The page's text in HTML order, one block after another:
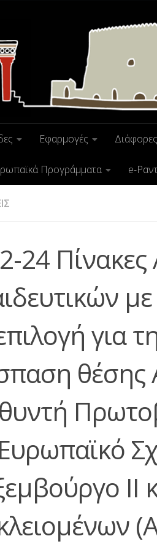
Εφαρμογές
Προγράμματα e-
24 Πίνακες
για
θέσης
ΙΙ